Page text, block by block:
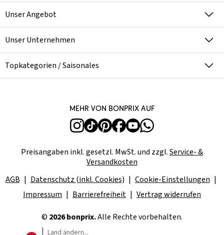
Unser Angebot
Unser Unternehmen
Topkategorien / Saisonales
Mehr von bonprix auf
Preisangaben inkl. gesetzl. MwSt. und zzgl.Service- &
Versandkosten
AGB
Datenschutz (inkl. Cookies)
Cookie-Einstellungen
Impressum
Barrierefreiheit Vertrag widerrufen
© 2026 bonprix.Alle Rechte vorbehalten.
Land ändern...